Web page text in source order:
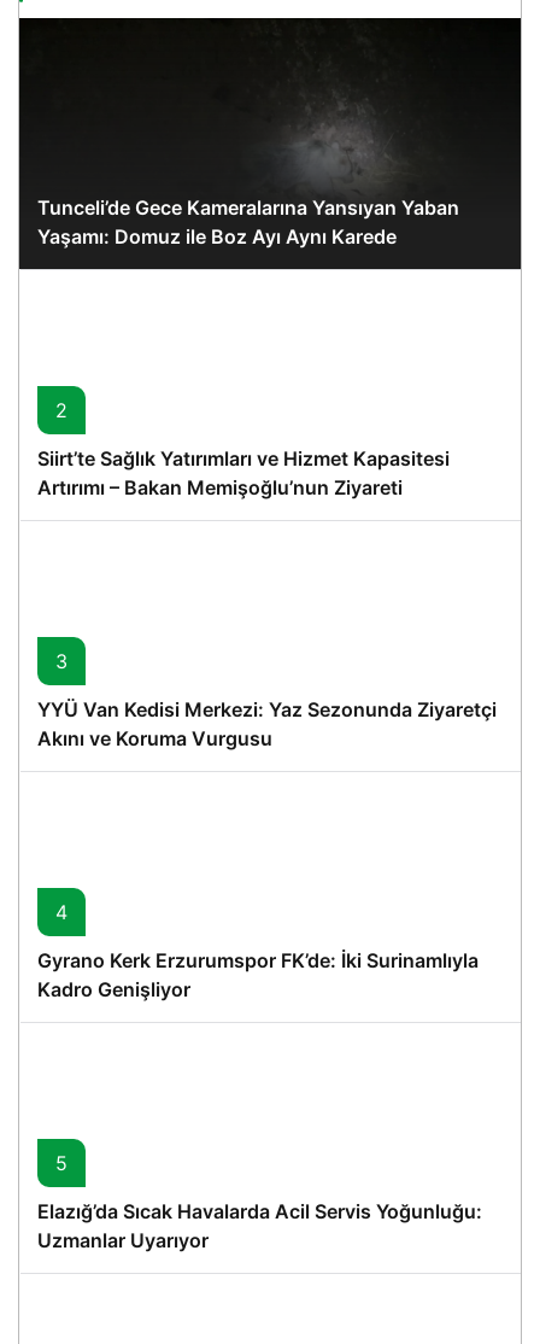
Tunceli’de Gece Kameralarına Yansıyan Yaban
Yaşamı: Domuz ile Boz Ayı Aynı Karede
2
Siirt’te Sağlık Yatırımları ve Hizmet Kapasitesi
Artırımı – Bakan Memişoğlu’nun Ziyareti
3
YYÜ Van Kedisi Merkezi: Yaz Sezonunda Ziyaretçi
Akını ve Koruma Vurgusu
4
Gyrano Kerk Erzurumspor FK’de: İki Surinamlıyla
Kadro Genişliyor
5
Elazığ’da Sıcak Havalarda Acil Servis Yoğunluğu:
Uzmanlar Uyarıyor